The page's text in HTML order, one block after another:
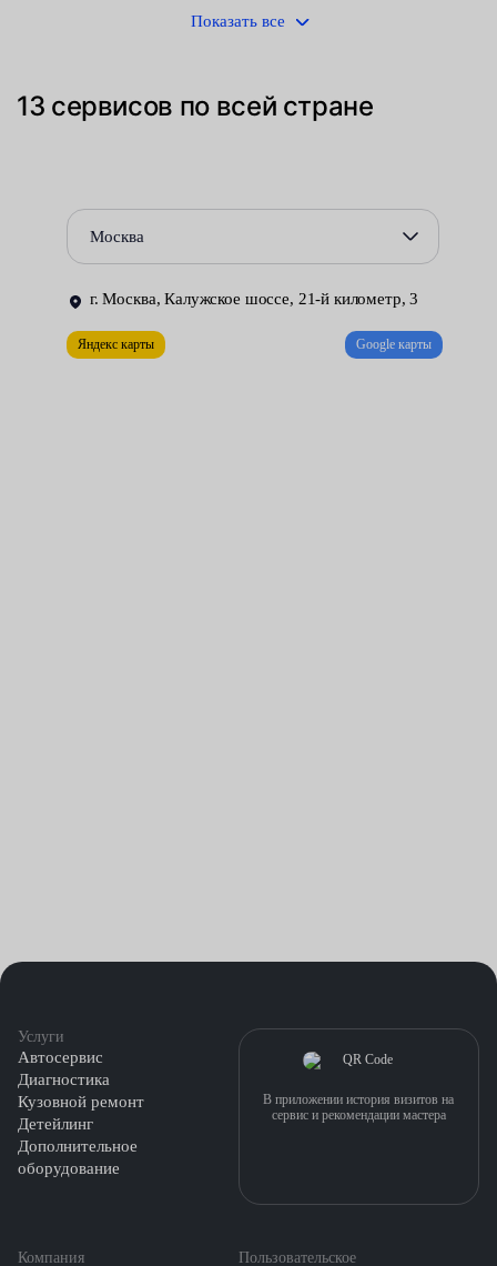
эксплуатации РКПП. У водителей, предпочитающих
Характерные признаки неисправности:
дерганья автомобиля на старте и при разгоне;
переход РКПП в положение аварийки — все
нормализуется после рестарта зажигания;
Показать все
13 сервисов по всей стране
Москва
г. Москва, Калужское шоссе, 21-й километр, 3
Яндекс карты Google карты
Услуги
Автосервис
Диагностика
Кузовной ремонт
Детейлинг
Дополнительное
оборудование
Компания Пользовательское
В приложении история визитов на
сервис и рекомендации мастера